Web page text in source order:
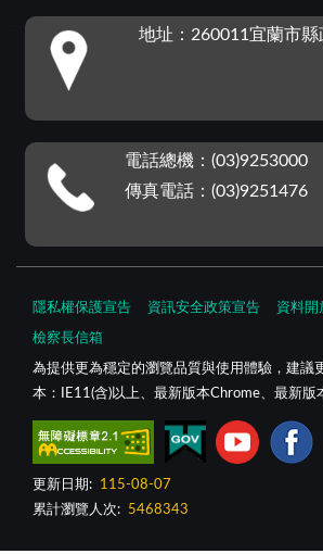
地址：260011宜蘭市縣
電話總機：(03)9253000
傳真電話：(03)9251476
隱私權保護宣告 資訊安全政策宣告 資料開
檢察長信箱
為提供更為穩定的瀏覽品質與使用體驗，建議
本：IE11(含)以上、最新版本Chrome、最新版
更新日期:
115-08-07
累計瀏覽人次:
5468343